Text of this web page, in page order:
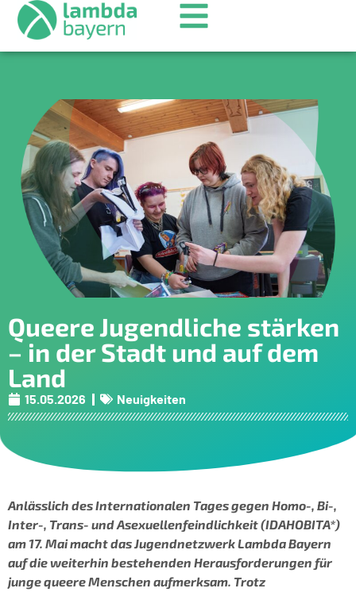
Queere Jugendliche stärken
– in der Stadt und auf dem
Land
15.05.2026 Neuigkeiten
Anlässlich des Internationalen Tages gegen Homo-, Bi-,
Inter-, Trans- und Asexuellenfeindlichkeit (IDAHOBITA*)
am 17. Mai macht das Jugendnetzwerk Lambda Bayern
auf die weiterhin bestehenden Herausforderungen für
junge queere Menschen aufmerksam. Trotz